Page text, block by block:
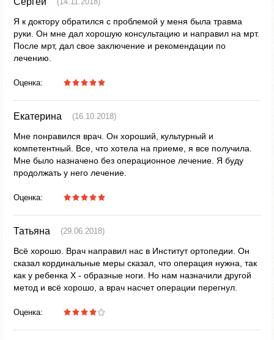
Я к доктору обратился с проблемой у меня была травма
руки. Он мне дал хорошую консультацию и направил на мрт.
После мрт, дал свое заключение и рекомендации по
лечению.
Оценка:
Екатерина (16.10.2018)
Мне понравился врач. Он хороший, культурный и
компетентный. Все, что хотела на приеме, я все получила.
Мне было назначено без операционное лечение. Я буду
продолжать у него лечение.
Оценка:
Татьяна (29.06.2018)
Всё хорошо. Врач направил нас в Институт ортопедии. Он
сказал кординальные меры сказал, что операция нужна, так
как у ребенка Х - образные ноги. Но нам назначили другой
метод и всё хорошо, а врач насчет операции перегнул.
Оценка: